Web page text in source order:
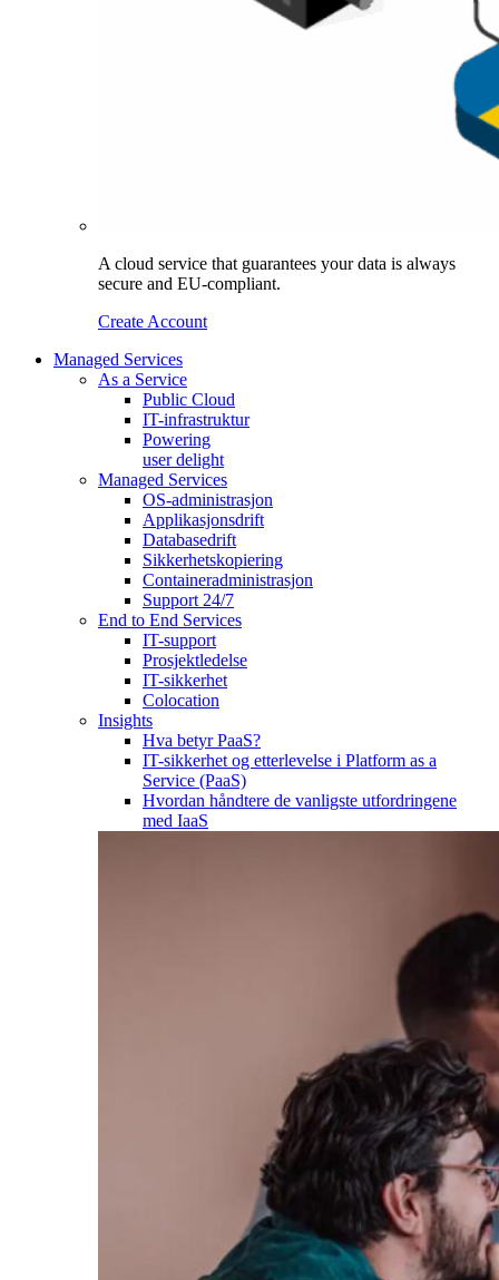
A cloud service that guarantees your data is always
secure and EU-compliant.
Create Account
Managed Services
As a Service
Public Cloud
IT-infrastruktur
Powering
user delight
Managed Services
OS‑administrasjon
Applikasjonsdrift
Databasedrift
Sikkerhetskopiering
Containeradministrasjon
Support 24/7
End to End Services
IT-support
Prosjektledelse
IT-sikkerhet
Colocation
Insights
Hva betyr PaaS?
IT-sikkerhet og etterlevelse i Platform as a
Service (PaaS)
Hvordan håndtere de vanligste utfordringene
med IaaS